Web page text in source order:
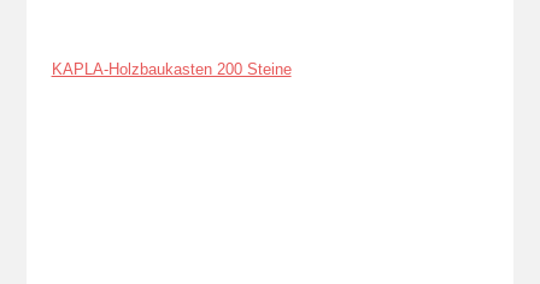
KAPLA-Holzbaukasten 200 Steine